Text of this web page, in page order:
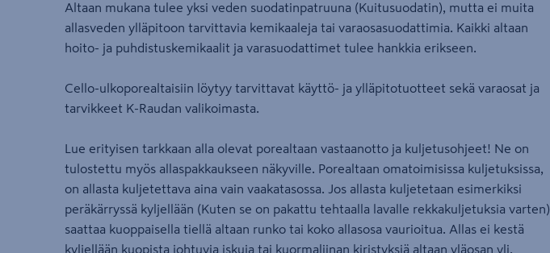
Altaan mukana tulee yksi veden suodatinpatruuna (Kuitusuodatin), mutta ei muita
allasveden ylläpitoon tarvittavia kemikaaleja tai varaosasuodattimia. Kaikki altaan
hoito- ja puhdistuskemikaalit ja varasuodattimet tulee hankkia erikseen.
Cello-ulkoporealtaisiin löytyy tarvittavat käyttö- ja ylläpitotuotteet sekä varaosat ja
tarvikkeet K-Raudan valikoimasta.
Lue erityisen tarkkaan alla olevat porealtaan vastaanotto ja kuljetusohjeet! Ne on
tulostettu myös allaspakkaukseen näkyville. Porealtaan omatoimisissa kuljetuksissa,
on allasta kuljetettava aina vain vaakatasossa. Jos allasta kuljetetaan esimerkiksi
peräkärryssä kyljellään (Kuten se on pakattu tehtaalla lavalle rekkakuljetuksia varten),
saattaa kuoppaisella tiellä altaan runko tai koko allasosa vaurioitua. Allas ei kestä
kyljellään kuopista johtuvia iskuja tai kuormaliinan kiristyksiä altaan yläosan yli.